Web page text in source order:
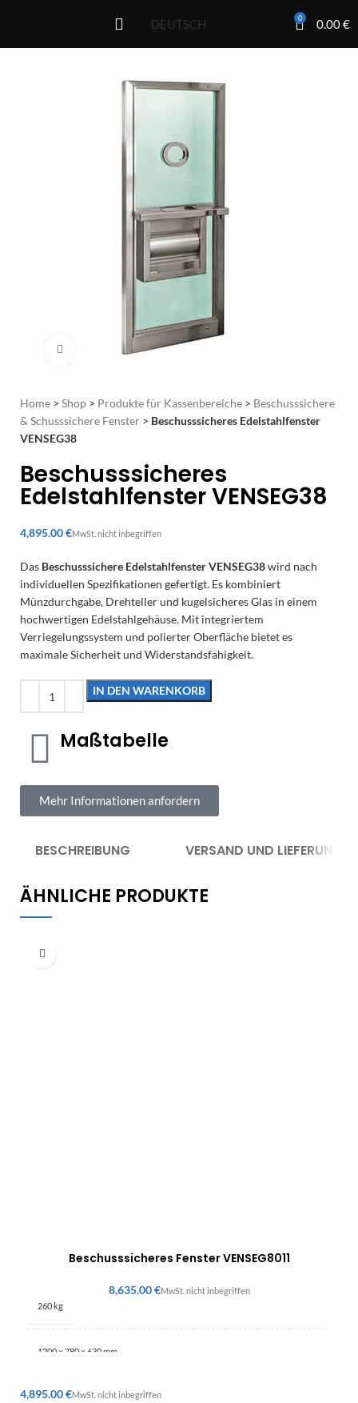
DEUTSCH 0 0.00€
Click to enlarge
Home > Shop > Produkte für Kassenbereiche > Beschusssichere
& Schusssichere Fenster > Beschusssicheres Edelstahlfenster
VENSEG38
Beschusssicheres
Edelstahlfenster VENSEG38
€
Das Beschusssichere Edelstahlfenster VENSEG38wird nach
individuellen Spezifikationen gefertigt. Es kombiniert
Münzdurchgabe, Drehteller und kugelsicheres Glas in einem
hochwertigen Edelstahlgehäuse. Mit integriertem
Verriegelungssystem und polierter Oberfläche bietet es
maximale Sicherheit und Widerstandsfähigkeit.
IN DEN WARENKORB
Maßtabelle
Mehr Informationen anfordern
BESCHREIBUNG VERSAND UND LIEFERUNG
ÄHNLICHE PRODUKTE
Beschusssicheres Fenster VENSEG8011
€
260 kg
1200 × 780 × 630 mm
€